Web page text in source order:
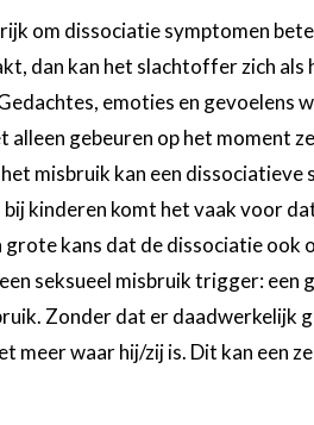
om dissociatie symptomen
dan kan het slachtoffer zich
emoties en gevoelens
gebeuren op het moment
misbruik kan een dissociatieve
kinderen komt het vaak voor
grote kans dat de dissociatie ook
seksueel misbruik trigger: een
Zonder dat er daadwerkelijk
meer waar hij/zij is. Dit kan een